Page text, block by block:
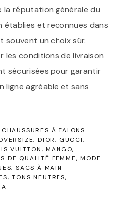
la réputation générale du
établies et reconnues dans
souvent un choix sûr.
les conditions de livraison
sécurisées pour garantir
ligne agréable et sans
CHAUSSURES À TALONS
DIOR
GUCCI
VUITTON
MANGO
DE QUALITÉ FEMME
MODE
SACS À MAIN
TONS NEUTRES